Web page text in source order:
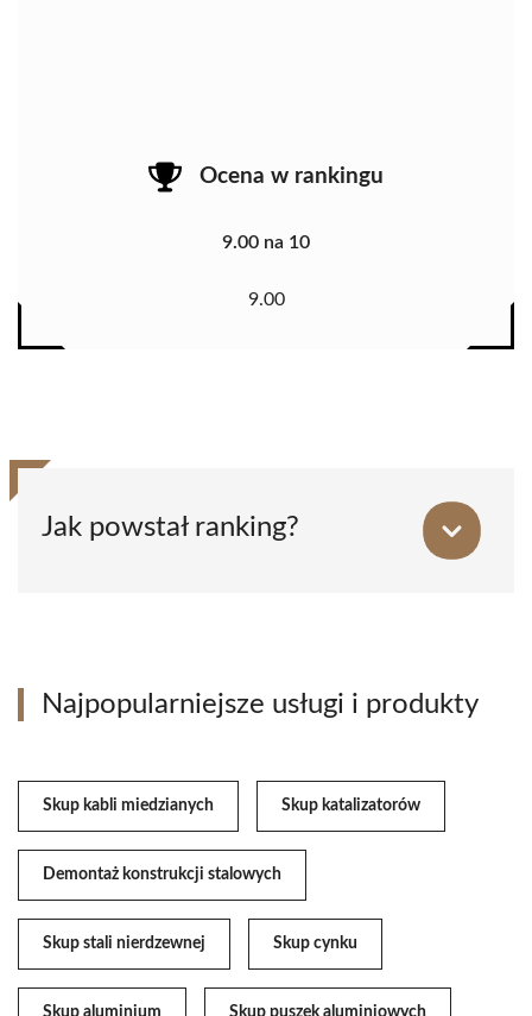
Ocena w rankingu
9.00 na 10
9.00
Jak powstał ranking?
Najpopularniejsze usługi i produkty
Skup kabli miedzianych Skup katalizatorów
Demontaż konstrukcji stalowych
Skup stali nierdzewnej Skup cynku
Skup aluminium Skup puszek aluminiowych